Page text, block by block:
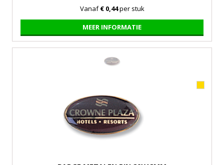
Vanaf€ 0,44per stuk
MEER INFORMATIE